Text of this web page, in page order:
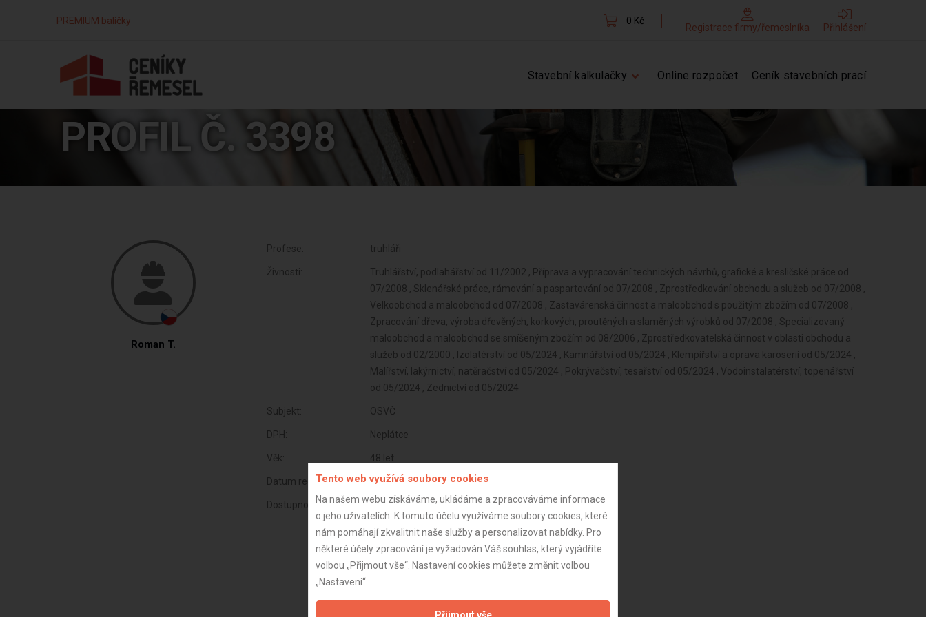
PREMIUM balíčky 0 Kč
Registrace firmy/řemeslníka Přihlášení
Stavební kalkulačky Online rozpočet Ceník stavebních prací
PROFIL Č. 3398
Roman T.
Profese: truhláři
Živnosti:
Truhlářství, podlahářství od 11/2002 , Příprava a vypracování technických návrhů, grafické a kresličské práce od
07/2008 , Sklenářské práce, rámování a paspartování od 07/2008 , Zprostředkování obchodu a služeb od 07/2008 ,
Velkoobchod a maloobchod od 07/2008 , Zastavárenská činnost a maloobchod s použitým zbožím od 07/2008 ,
Zpracování dřeva, výroba dřevěných, korkových, proutěných a slaměných výrobků od 07/2008 , Specializovaný
maloobchod a maloobchod se smíšeným zbožím od 08/2006 , Zprostředkovatelská činnost v oblasti obchodu a
služeb od 02/2000 , Izolatérství od 05/2024 , Kamnářství od 05/2024 , Klempířství a oprava karoserií od 05/2024 ,
Malířství, lakýrnictví, natěračství od 05/2024 , Pokrývačství, tesařství od 05/2024 , Vodoinstalatérství, topenářství
od 05/2024 , Zednictví od 05/2024
Subjekt: OSVČ
DPH: Neplátce
Věk: 48 let
Datum registrace: 23.11.2020
Dostupnost:
Tento web využívá soubory cookies
Na našem webu získáváme, ukládáme a zpracováváme informace
o jeho uživatelích. K tomuto účelu využíváme soubory cookies, které
nám pomáhají zkvalitnit naše služby a personalizovat nabídky. Pro
některé účely zpracování je vyžadován Váš souhlas, který vyjádříte
volbou „Přijmout vše“. Nastavení cookies můžete změnit volbou
„Nastavení“.